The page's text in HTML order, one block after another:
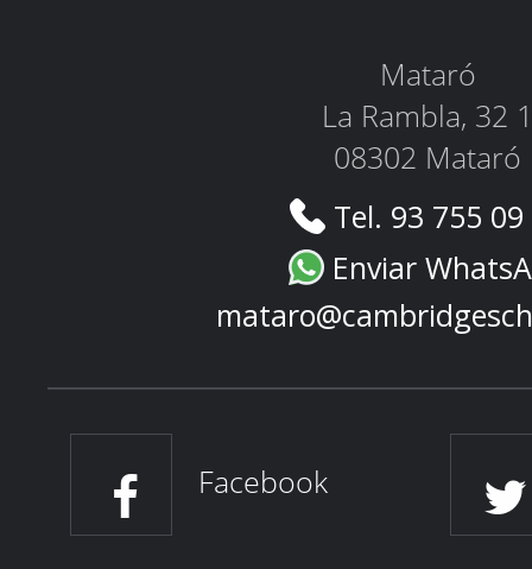
Mataró
La Rambla, 32 1
08302 Mataró
Tel. 93 755
Enviar
Facebook